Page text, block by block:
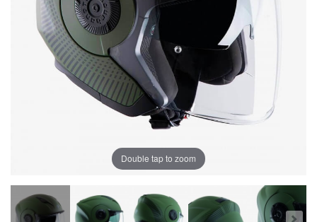
Double tap to zoom